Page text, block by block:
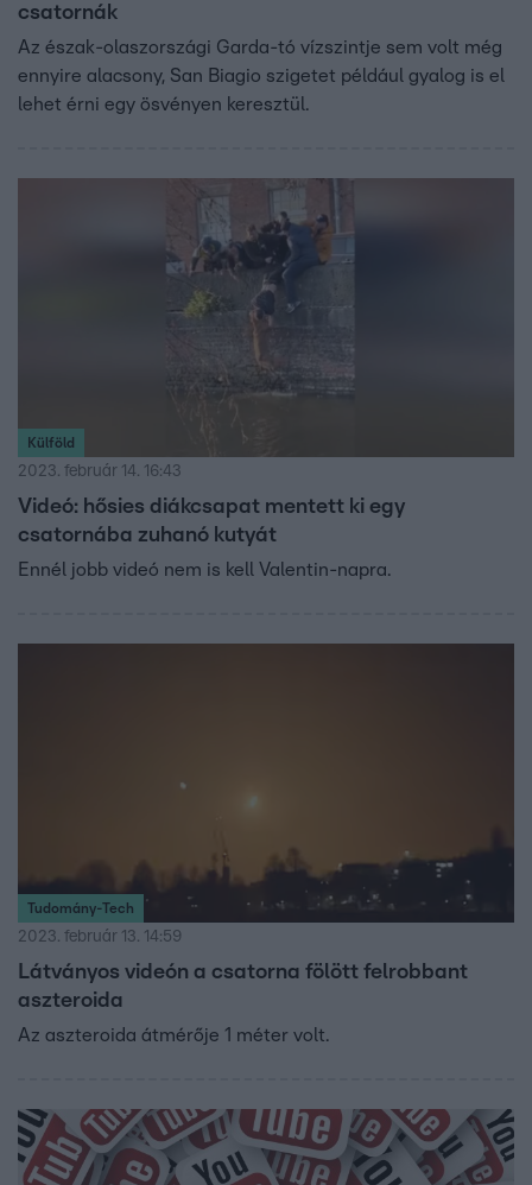
csatornák
Az észak-olaszországi Garda-tó vízszintje sem volt még
ennyire alacsony, San Biagio szigetet például gyalog is el
lehet érni egy ösvényen keresztül.
Külföld
2023. február 14. 16:43
Videó: hősies diákcsapat mentett ki egy
csatornába zuhanó kutyát
Ennél jobb videó nem is kell Valentin-napra.
Tudomány-Tech
2023. február 13. 14:59
Látványos videón a csatorna fölött felrobbant
aszteroida
Az aszteroida átmérője 1 méter volt.